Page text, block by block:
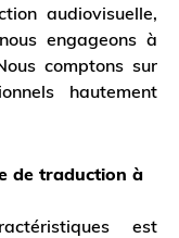
audiovisuelle,
engageons à
comptons sur
hautement
de traduction à
est